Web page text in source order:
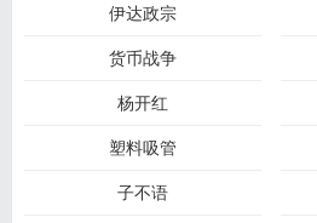
伊达政宗
货币战争
杨开红
塑料吸管
子不语